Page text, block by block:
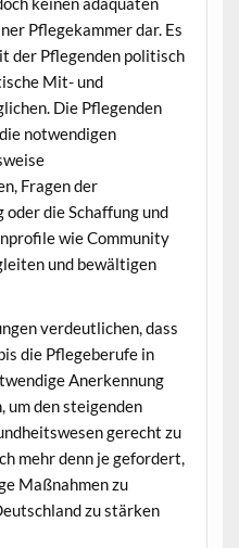
Pflegekammer dar. Es
der Pflegenden politisch
Mit- und
Die Pflegenden
notwendigen
Fragen der
die Schaffung und
wie Community
und bewältigen
verdeutlichen, dass
die Pflegeberufe in
Anerkennung
den steigenden
gerecht zu
mehr denn je gefordert,
Maßnahmen zu
zu stärken